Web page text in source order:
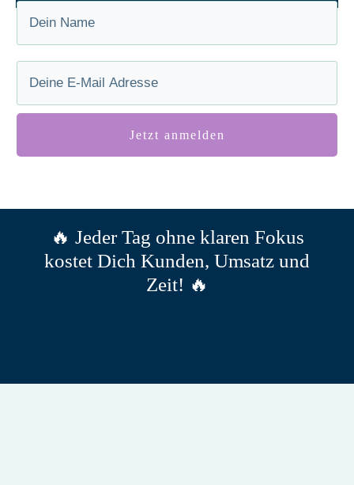
Jetzt anmelden
🔥 Jeder Tag ohne klaren Fokus
kostet Dich Kunden, Umsatz und
Zeit! 🔥